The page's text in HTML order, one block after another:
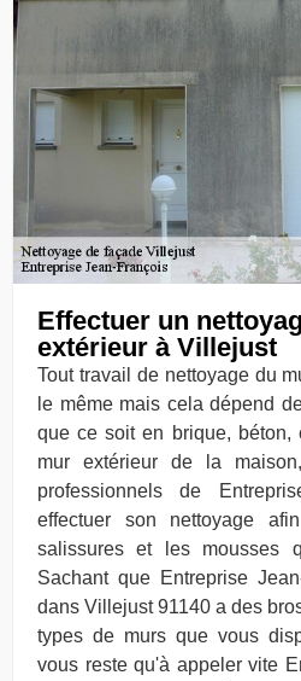
Effectuer un
extérieur à Villejust
Tout travail de nettoyage du
le même mais cela dépend
que ce soit en brique, béton,
mur extérieur de la
professionnels de
effectuer son nettoyage
salissures et les mousses
Sachant que Entreprise
dans Villejust 91140 a des
types de murs que vous
vous reste qu'à appeler vite